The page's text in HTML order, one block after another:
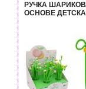
РУЧКА
ОСНОВЕ